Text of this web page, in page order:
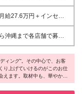
／ ◎好きや憧れを仕事
をするのが好きな方 ◎
チャレンジしたい方
27.6万円＋インセン
員】 ▼東
65,700円以上固定残業
他兵庫 254,400円以上
） ▼上記以外 243,400
※経験やスキ
沖縄まで各店舗で募集
崎、新潟、軽井沢で採
。 【東京・関
南、柏、軽井沢 【東
・九州】大阪、門司港
ィング”。その中心で、お客
り上げていけるのがこのお仕
ます。取材中も、華やかな
く皆さんの姿が印象的でし
好き…そんな方にぴったりな